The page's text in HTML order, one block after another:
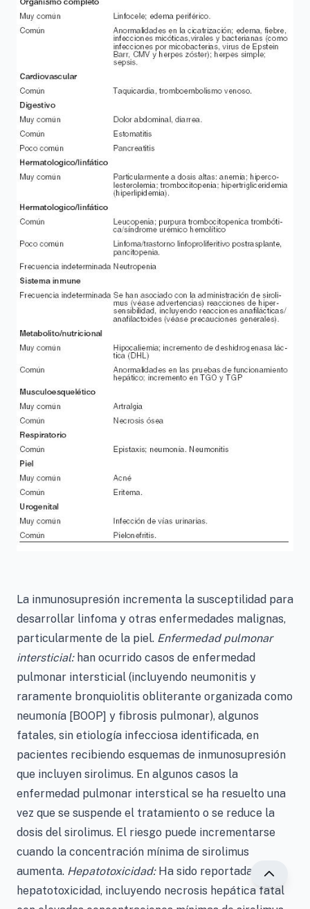
La inmunosupresión incrementa la susceptilidad para
desarrollar linfoma y otras enfermedades malignas,
particularmente de la piel. Enfermedad pulmonar
intersticial:han ocurrido casos de enfermedad
pulmonar intersticial (incluyendo neumonitis y
raramente bronquiolitis obliterante organizada como
neumonía [BOOP] y fibrosis pulmonar), algunos
fatales, sin etiología infecciosa identificada, en
pacientes recibiendo esquemas de inmunosupresión
que incluyen sirolimus. En algunos casos la
enfermedad pulmonar interstical se ha resuelto una
vez que se suspende el tratamiento o se reduce la
dosis del sirolimus. El riesgo puede incrementarse
cuando la concentración mínima de sirolimus
aumenta. Hepatotoxicidad:Ha sido reportada
hepatotoxicidad, incluyendo necrosis hepática fatal